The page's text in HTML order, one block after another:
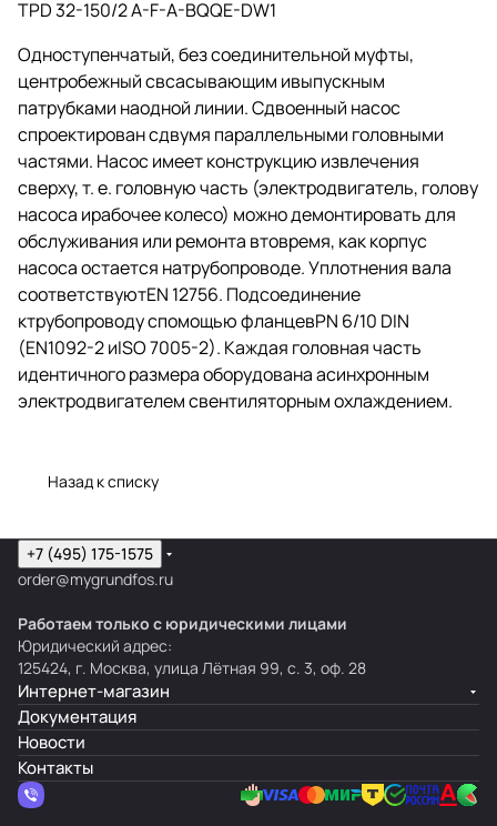
TPD 32-150/2 A-F-A-BQQE-DW1
Одноступенчатый, без соединительной муфты,
центробежный свсасывающим ивыпускным
патрубками наодной линии. Сдвоенный насос
спроектирован сдвумя параллельными головными
частями. Насос имеет конструкцию извлечения
сверху,т. е. головную часть (электродвигатель, голову
насоса ирабочее колесо) можно демонтировать для
обслуживания или ремонта втовремя, как корпус
насоса остается натрубопроводе. Уплотнения вала
соответствуютEN 12756. Подсоединение
ктрубопроводу спомощью фланцевPN 6/10 DIN
(EN1092-2 иISO 7005-2). Каждая головная часть
идентичного размера оборудована асинхронным
электродвигателем свентиляторным охлаждением.
Назад к списку
+7 (495) 175-1575
order@mygrundfos.ru
Работаем только с юридическими лицами
Юридический адрес:
125424, г. Москва, улица Лётная 99, с. 3, оф. 28
Интернет-магазин
Документация
Новости
Контакты